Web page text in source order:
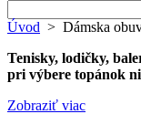
Úvod > Dámska
Tenisky, lodičky,
pri výbere topánok
Zobraziť viac